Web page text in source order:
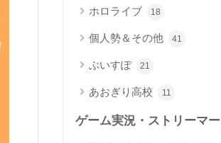
ホロライブ 18
個人勢＆その他 41
ぶいすぽ 21
あおぎり高校 11
ゲーム実況・ストリーマー